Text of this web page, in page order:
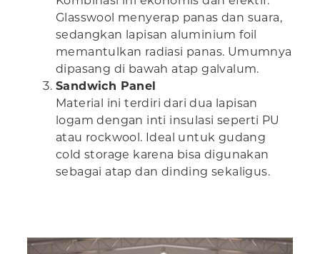
Glasswool menyerap panas dan suara,
sedangkan lapisan aluminium foil
memantulkan radiasi panas. Umumnya
dipasang di bawah atap galvalum.
Sandwich Panel
Material ini terdiri dari dua lapisan
logam dengan inti insulasi seperti PU
atau rockwool. Ideal untuk gudang
cold storage karena bisa digunakan
sebagai atap dan dinding sekaligus.